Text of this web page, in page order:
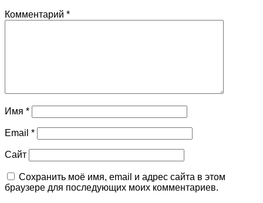
Комментарий *
Имя *
Email *
Сайт
Сохранить моё имя, email и адрес сайта в этом
браузере для последующих моих комментариев.